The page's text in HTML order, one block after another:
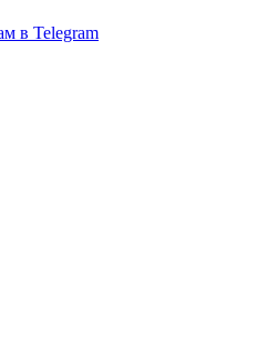
в Telegram